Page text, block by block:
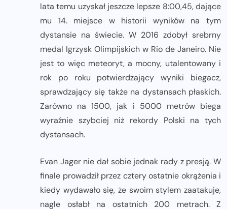
lata temu uzyskał jeszcze lepsze 8:00,45, dające
mu 14. miejsce w historii wyników na tym
dystansie na świecie. W 2016 zdobył srebrny
medal Igrzysk Olimpijskich w Rio de Janeiro. Nie
jest to więc meteoryt, a mocny, utalentowany i
rok po roku potwierdzający wyniki biegacz,
sprawdzający się także na dystansach płaskich.
Zarówno na 1500, jak i 5000 metrów biega
wyraźnie szybciej niż rekordy Polski na tych
dystansach.
Evan Jager nie dał sobie jednak rady z presją. W
finale prowadził przez cztery ostatnie okrążenia i
kiedy wydawało się, że swoim stylem zaatakuje,
nagle osłabł na ostatnich 200 metrach. Z